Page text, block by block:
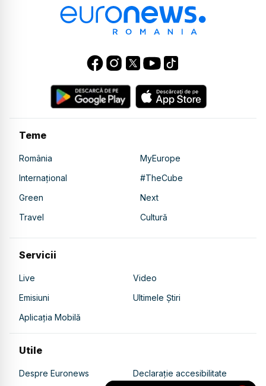
Teme
România
MyEurope
Internațional
#TheCube
Green
Next
Travel
Cultură
Servicii
Live
Video
Emisiuni
Ultimele Știri
Aplicația Mobilă
Utile
Despre Euronews Declarație accesibilitate